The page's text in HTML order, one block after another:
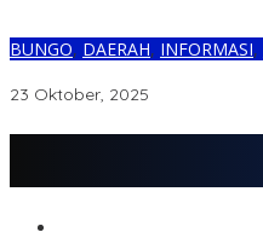
BUNGO, DAERAH, INFORMASI,
23 Oktober, 2025